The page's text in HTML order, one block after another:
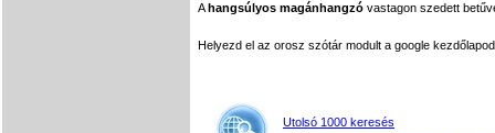
Ahangsúlyos magánhangzó vastagon szedett
Helyezd el az orosz szótár modult a google
Utolsó 1000 keresés